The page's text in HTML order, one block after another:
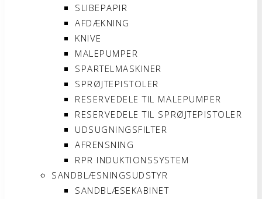
SLIBEPAPIR
AFDÆKNING
KNIVE
MALEPUMPER
SPARTELMASKINER
SPRØJTEPISTOLER
RESERVEDELE TIL MALEPUMPER
RESERVEDELE TIL SPRØJTEPISTOLER
UDSUGNINGSFILTER
AFRENSNING
RPR INDUKTIONSSYSTEM
SANDBLÆSNINGSUDSTYR
SANDBLÆSEKABINET